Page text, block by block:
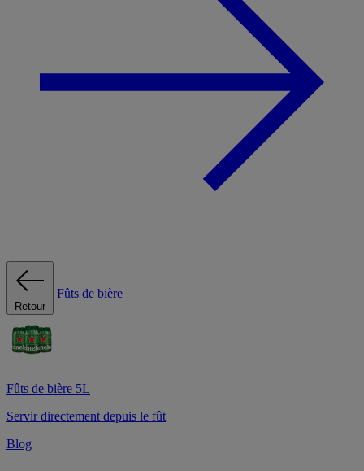
Retour
Fûts de bière
Fûts de bière 5L
Servir directement depuis le fût
Blog